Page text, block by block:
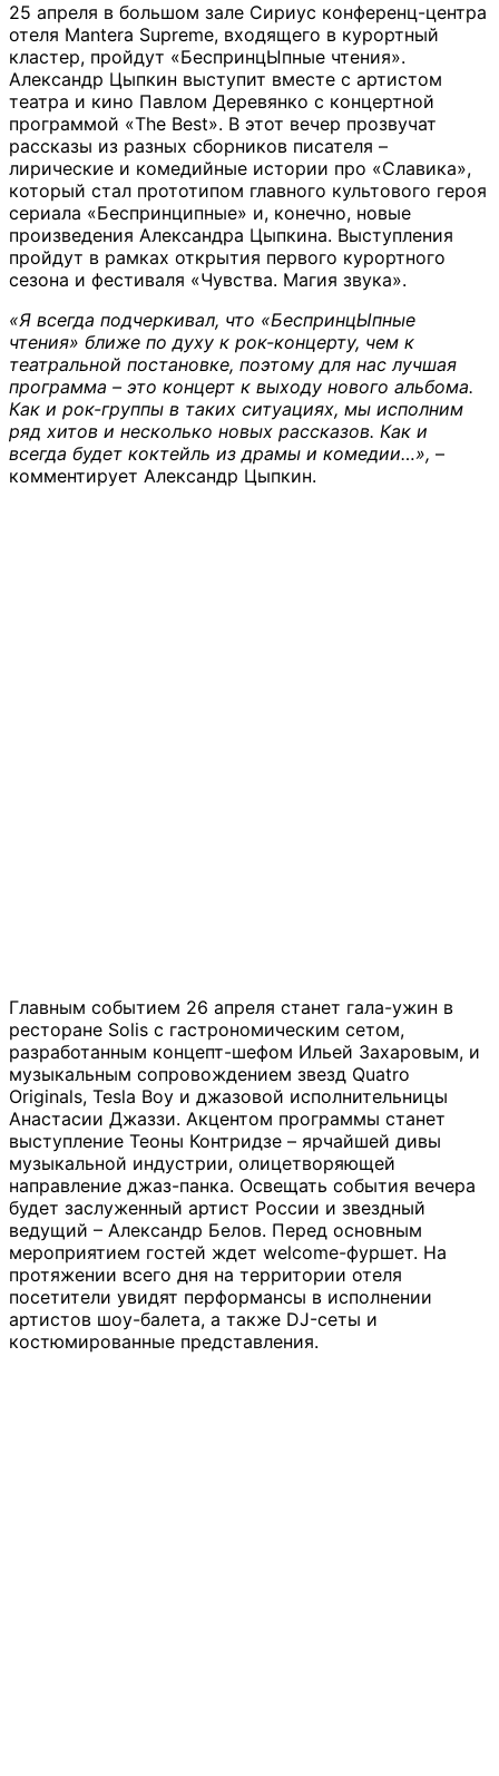
25 апреля в большом зале Сириус конференц-центра
отеля Mantera Supreme, входящего в курортный
кластер, пройдут «БеспринцЫпные чтения».
Александр Цыпкин выступит вместе с артистом
театра и кино Павлом Деревянко с концертной
программой «The Best». В этот вечер прозвучат
рассказы из разных сборников писателя –
лирические и комедийные истории про «Славика»,
который стал прототипом главного культового героя
сериала «Беспринципные» и, конечно, новые
произведения Александра Цыпкина. Выступления
пройдут в рамках открытия первого курортного
сезона и фестиваля «Чувства. Магия звука».
«Я всегда подчеркивал, что «БеспринцЫпные
чтения» ближе по духу к рок-концерту, чем к
театральной постановке, поэтому для нас лучшая
программа – это концерт к выходу нового альбома.
Как и рок-группы в таких ситуациях, мы исполним
ряд хитов и несколько новых рассказов. Как и
всегда будет коктейль из драмы и комедии…», –
комментирует Александр Цыпкин.
Главным событием 26 апреля станет гала-ужин в
ресторане Solis с гастрономическим сетом,
разработанным концепт-шефом Ильей Захаровым, и
музыкальным сопровождением звезд Quatro
Originals, Tesla Boy и джазовой исполнительницы
Анастасии Джаззи. Акцентом программы станет
выступление Теоны Контридзе – ярчайшей дивы
музыкальной индустрии, олицетворяющей
направление джаз-панка. Освещать события вечера
будет заслуженный артист России и звездный
ведущий – Александр Белов. Перед основным
мероприятием гостей ждет welcome-фуршет. На
протяжении всего дня на территории отеля
посетители увидят перформансы в исполнении
артистов шоу-балета, а также DJ-сеты и
костюмированные представления.